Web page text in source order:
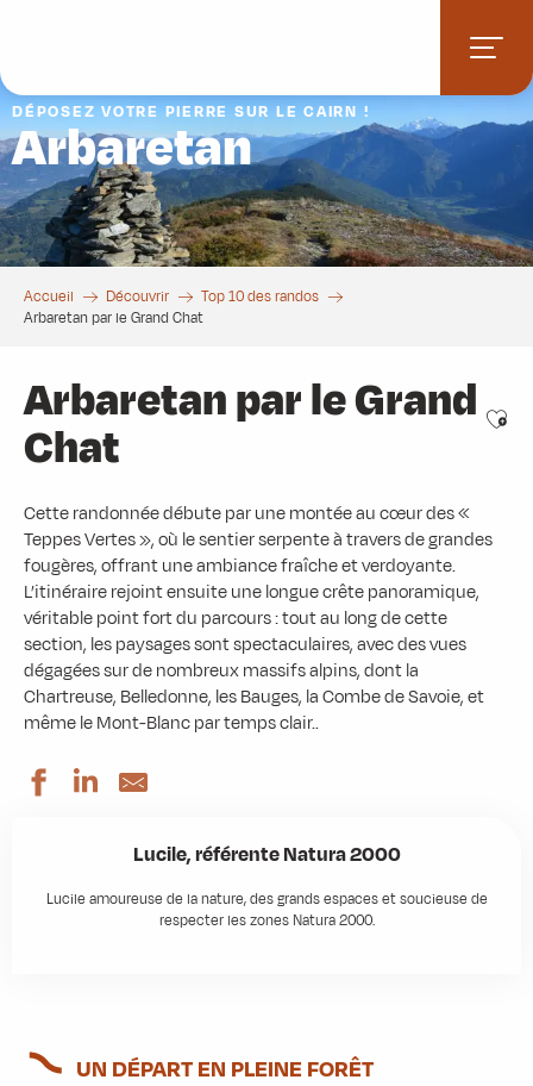
contenu
principal
DÉPOSEZ VOTRE PIERRE SUR LE CAIRN !
Arbaretan
Accueil Découvrir
Top 10 des randos
Arbaretan par le Grand Chat
Arbaretan par le Grand
Chat
Cette randonnée débute par une montée au cœur des «
Teppes Vertes », où le sentier serpente à travers de grandes
fougères, offrant une ambiance fraîche et verdoyante.
L’itinéraire rejoint ensuite une longue crête panoramique,
véritable point fort du parcours : tout au long de cette
section, les paysages sont spectaculaires, avec des vues
dégagées sur de nombreux massifs alpins, dont la
Chartreuse, Belledonne, les Bauges, la Combe de Savoie, et
même le Mont-Blanc par temps clair..
Lucile, référente Natura 2000
Lucile amoureuse de la nature, des grands espaces et soucieuse de
respecter les zones Natura 2000.
UN DÉPART EN PLEINE FORÊT